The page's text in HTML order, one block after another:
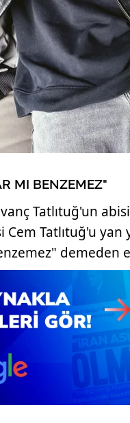
MI BENZEMEZ"
Tatlıtuğ'un
Cem Tatlıtuğ'u
demeden